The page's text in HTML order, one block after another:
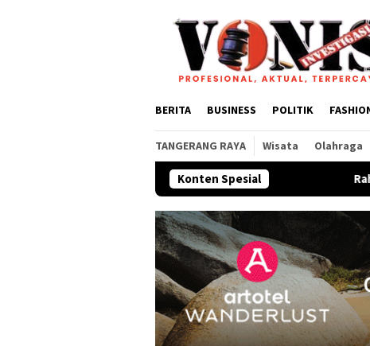
BERITA BUSINESS POLITIK
TANGERANG RAYA Wisata Olahraga
Konten SpesialRahmi Intan Yahya